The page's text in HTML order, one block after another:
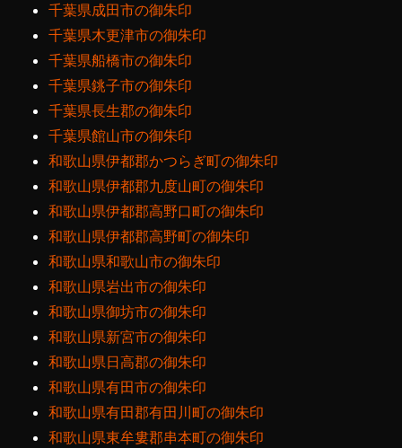
千葉県成田市の御朱印
千葉県木更津市の御朱印
千葉県船橋市の御朱印
千葉県銚子市の御朱印
千葉県長生郡の御朱印
千葉県館山市の御朱印
和歌山県伊都郡かつらぎ町の御朱印
和歌山県伊都郡九度山町の御朱印
和歌山県伊都郡高野口町の御朱印
和歌山県伊都郡高野町の御朱印
和歌山県和歌山市の御朱印
和歌山県岩出市の御朱印
和歌山県御坊市の御朱印
和歌山県新宮市の御朱印
和歌山県日高郡の御朱印
和歌山県有田市の御朱印
和歌山県有田郡有田川町の御朱印
和歌山県東牟婁郡串本町の御朱印